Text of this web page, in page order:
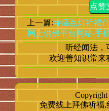
点赞
上一篇:寺庙点灯祈福
网上供佛平台网站-手
听经闻法，
欢迎善知识常来
免费线上拜佛祈福